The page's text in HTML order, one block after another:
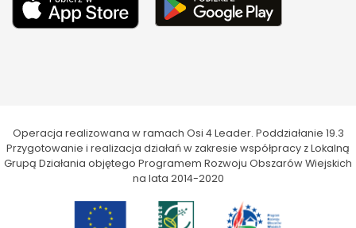
Operacja realizowana w ramach Osi 4 Leader. Poddziałanie 19.3
Przygotowanie i realizacja działań w zakresie współpracy z Lokalną
Grupą Działania objętego Programem Rozwoju Obszarów Wiejskich
na lata 2014-2020